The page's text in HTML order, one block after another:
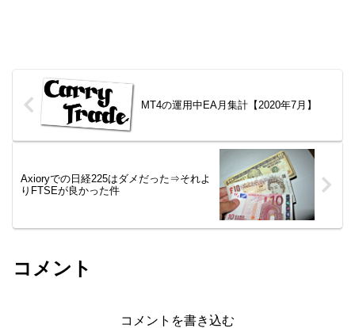
MT4の運用中EA月集計【2020年7月】
Axioryでの日経225はダメだった⇒それよ
りFTSEが良かった件
コメント
コメントを書き込む